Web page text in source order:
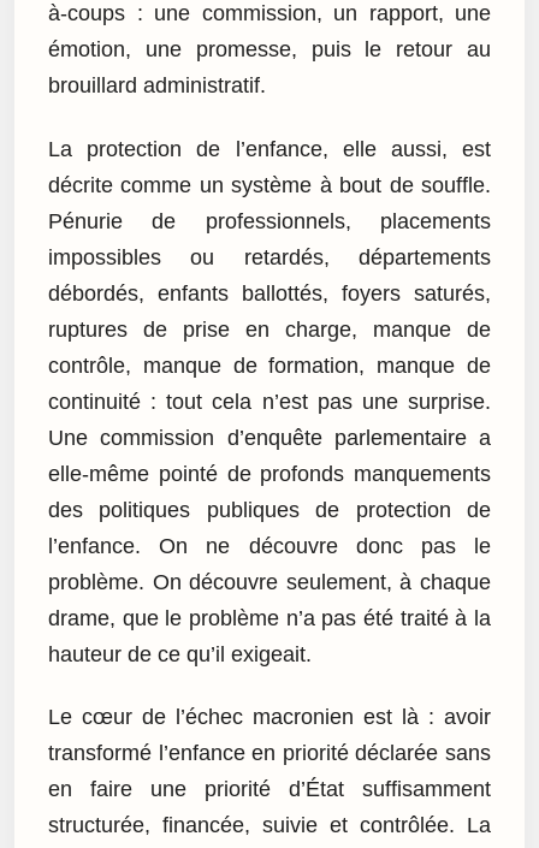
à-coups : une commission, un rapport, une
émotion, une promesse, puis le retour au
brouillard administratif.
La protection de l’enfance, elle aussi, est
décrite comme un système à bout de souffle.
Pénurie de professionnels, placements
impossibles ou retardés, départements
débordés, enfants ballottés, foyers saturés,
ruptures de prise en charge, manque de
contrôle, manque de formation, manque de
continuité : tout cela n’est pas une surprise.
Une commission d’enquête parlementaire a
elle-même pointé de profonds manquements
des politiques publiques de protection de
l’enfance. On ne découvre donc pas le
problème. On découvre seulement, à chaque
drame, que le problème n’a pas été traité à la
hauteur de ce qu’il exigeait.
Le cœur de l’échec macronien est là : avoir
transformé l’enfance en priorité déclarée sans
en faire une priorité d’État suffisamment
structurée, financée, suivie et contrôlée. La